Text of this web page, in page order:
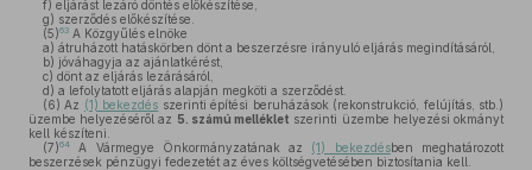
f) eljárást lezáró döntés előkészítése,
g) szerződés előkészítése.
(5)63 A Közgyűlés elnöke
a) átruházott hatáskörben dönt a beszerzésre irányuló eljárás megindításáról,
b) jóváhagyja az ajánlatkérést,
c) dönt az eljárás lezárásáról,
d) a lefolytatott eljárás alapján megköti a szerződést.
(6) Az (1) bekezdés szerinti építési beruházások (rekonstrukció, felújítás, stb.)
üzembe helyezéséről az 5. számú melléklet szerinti üzembe helyezési okmányt
kell készíteni.
(7)64 A Vármegye Önkormányzatának az (1) bekezdésben meghatározott
beszerzések pénzügyi fedezetét az éves költségvetésében biztosítania kell.